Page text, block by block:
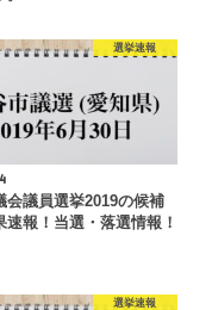
選挙速報
会議員選挙2019の候補
速報！当選・落選情報！
選挙速報